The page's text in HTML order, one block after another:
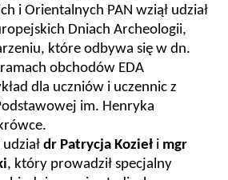
i Orientalnych PAN wziął udział
Dniach Archeologii,
które odbywa się w dn.
obchodów EDA
dla uczniów i uczennic z
im. Henryka
dr Patrycja Kozieł i mgr
, który prowadził specjalny